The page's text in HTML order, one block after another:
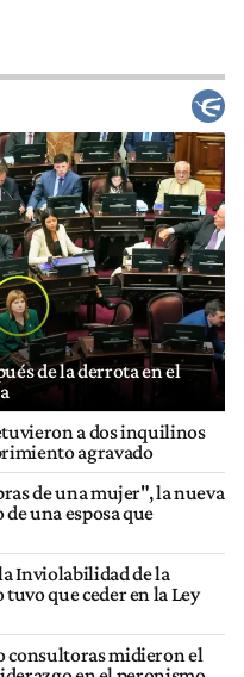
de la derrota en el
a dos inquilinos
agravado
de una mujer", la nueva
una esposa que
Inviolabilidad de la
que ceder en la Ley
consultoras midieron el